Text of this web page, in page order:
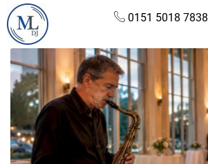
0151 5018 7838